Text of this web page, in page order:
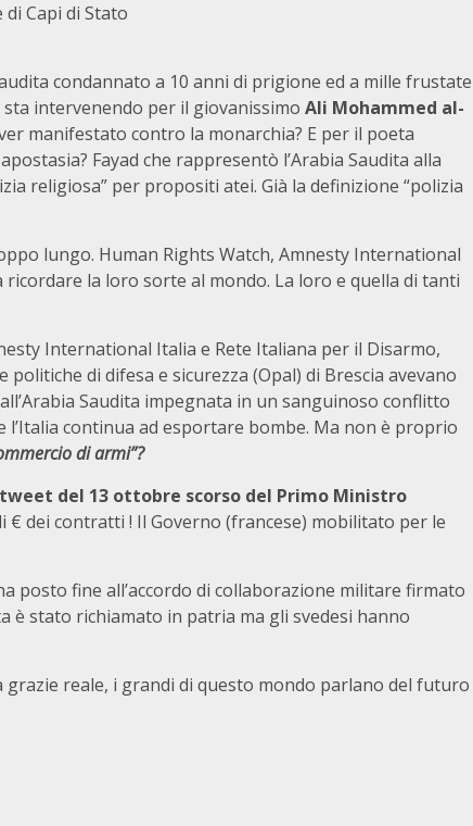
Capi di Stato
condannato a 10 anni di prigione ed a mille frustate
intervenendo per il giovanissimo Ali Mohammed al-
manifestato contro la monarchia? E per il poeta
Fayad che rappresentò l’Arabia Saudita alla
religiosa” per propositi atei. Già la definizione “polizia
lungo. Human Rights Watch, Amnesty International
la loro sorte al mondo. La loro e quella di tanti
International Italia e Rete Italiana per il Disarmo,
di difesa e sicurezza (Opal) di Brescia avevano
Saudita impegnata in un sanguinoso conflitto
continua ad esportare bombe. Ma non è proprio
di armi”?
del 13 ottobre scorso del Primo Ministro
€ dei contratti ! Il Governo (francese) mobilitato per le
posto fine all’accordo di collaborazione militare firmato
è stato richiamato in patria ma gli svedesi hanno
reale, i grandi di questo mondo parlano del futuro